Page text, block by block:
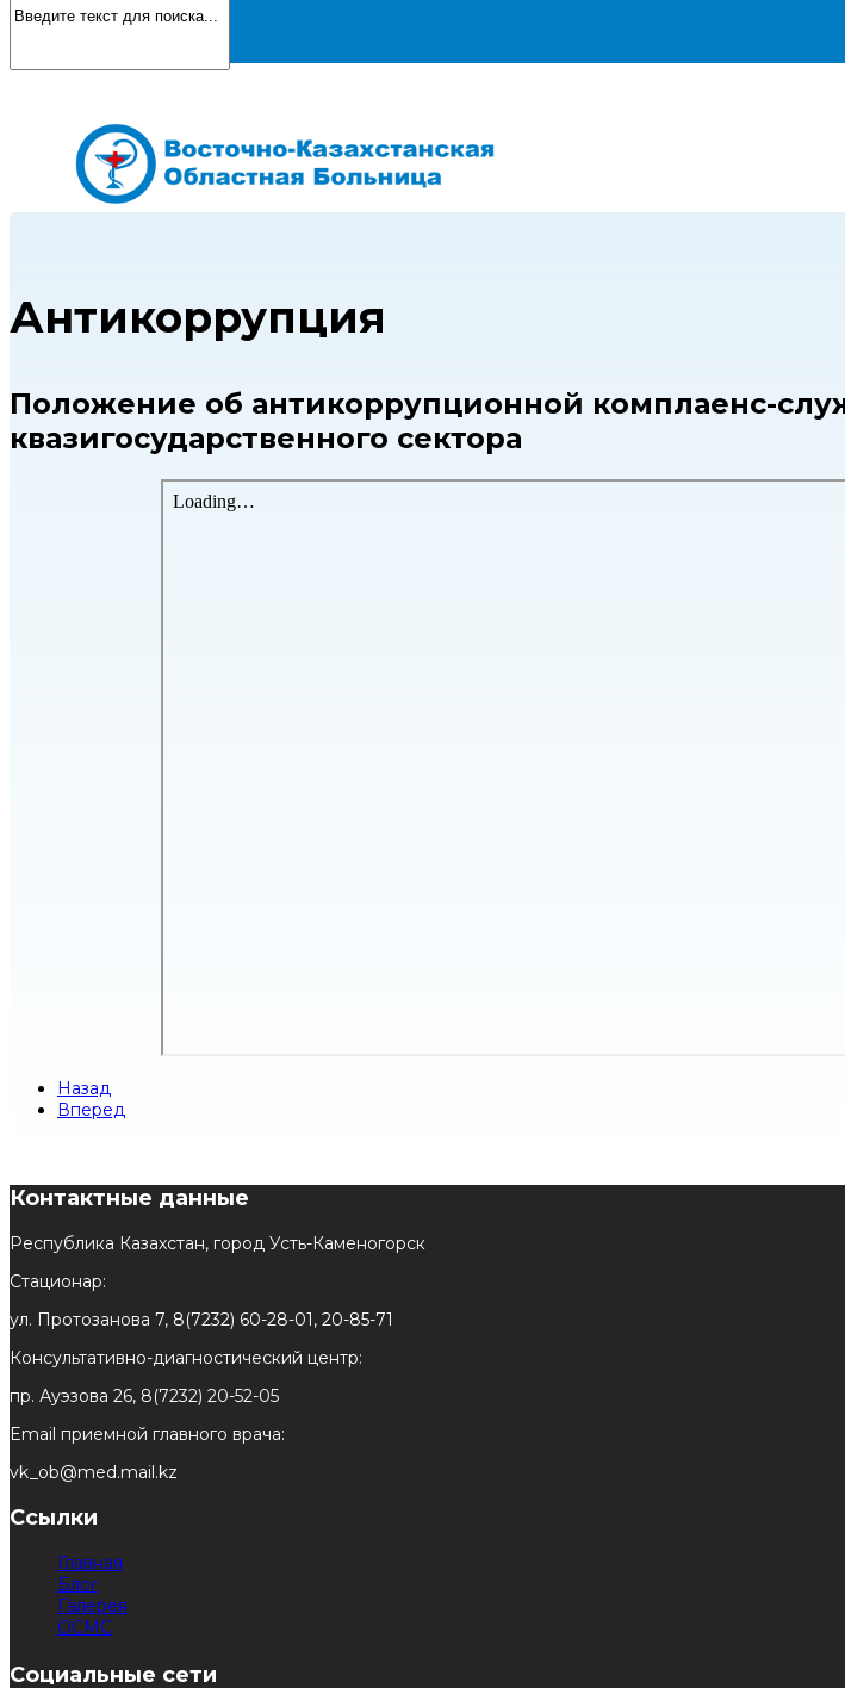
Антикоррупция
Положение об антикоррупционной комплаенс-
квазигосударственного сектора
Назад
Вперед
Контактные данные
Республика Казахстан, город Усть-Каменогорск
Стационар:
ул. Протозанова 7, 8(7232) 60-28-01, 20-85-71
Консультативно-диагностический центр:
пр. Ауэзова 26, 8(7232) 20-52-05
Email приемной главного врача:
vk_ob@med.mail.kz
Ссылки
Главная
Блог
Галерея
ОСМС
Социальные сети